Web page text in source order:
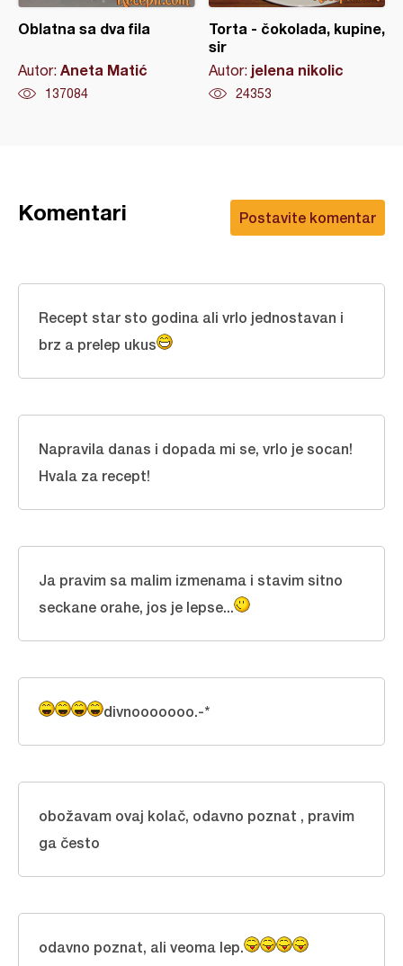
Oblatna sa dva fila
Autor: Aneta Matić
137084
Torta - čokolada, kupine,
sir
Autor: jelena nikolic
24353
Postavite komentar
Komentari
Recept star sto godina ali vrlo jednostavan i
brz a prelep ukus
Napravila danas i dopada mi se, vrlo je socan!
Hvala za recept!
Ja pravim sa malim izmenama i stavim sitno
seckane orahe, jos je lepse...
divnooooooo.-*
obožavam ovaj kolač, odavno poznat , pravim
ga često
odavno poznat, ali veoma lep.